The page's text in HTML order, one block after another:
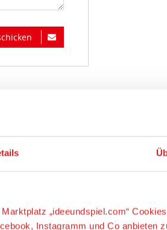
„ideeundspiel.com“
Instagramm und Co anbieten